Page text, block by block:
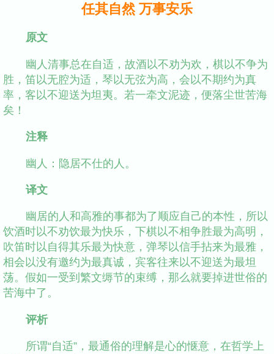
任其自然 万事安乐
原文
幽人清事总在自适，故酒以不劝为欢，棋以不争为
胜，笛以无腔为适，琴以无弦为高，会以不期约为真
率，客以不迎送为坦夷。若一牵文泥迹，便落尘世苦海
矣！
注释
幽人：隐居不仕的人。
译文
幽居的人和高雅的事都为了顺应自己的本性，所以
饮酒时以不劝饮最为快乐，下棋以不相争胜最为高明，
吹笛时以自得其乐最为快意，弹琴以信手拈来为最雅，
相会以没有邀约为最真诚，宾客往来以不迎送为最坦
荡。假如一受到繁文缛节的束缚，那么就要掉进世俗的
苦海中了。
评析
所谓“自适”，最通俗的理解是心的惬意，在哲学上